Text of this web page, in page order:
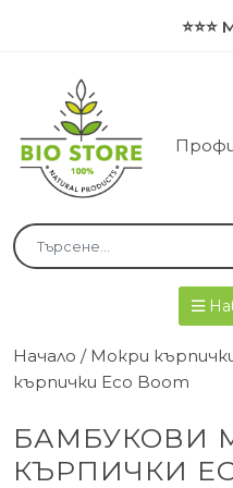
Начало / Мокри
кърпички Eco Boom
БАМБУКОВИ
КЪРПИЧКИ